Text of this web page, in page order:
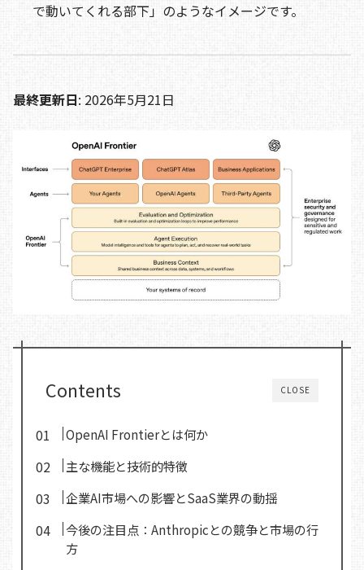
で動いてくれる部下」のようなイメージです。
最終更新日: 2026年5月21日
CLOSE
Contents
OpenAI Frontierとは何か
主な機能と技術的特徴
企業AI市場への影響とSaaS業界の動揺
今後の注目点：Anthropicとの競争と市場の行
方